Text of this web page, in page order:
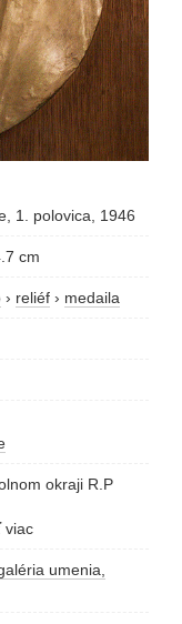
1. polovica, 1946
cm
› reliéf › medaila
okraji R.P
APRÍL 1945
viac
umenia,